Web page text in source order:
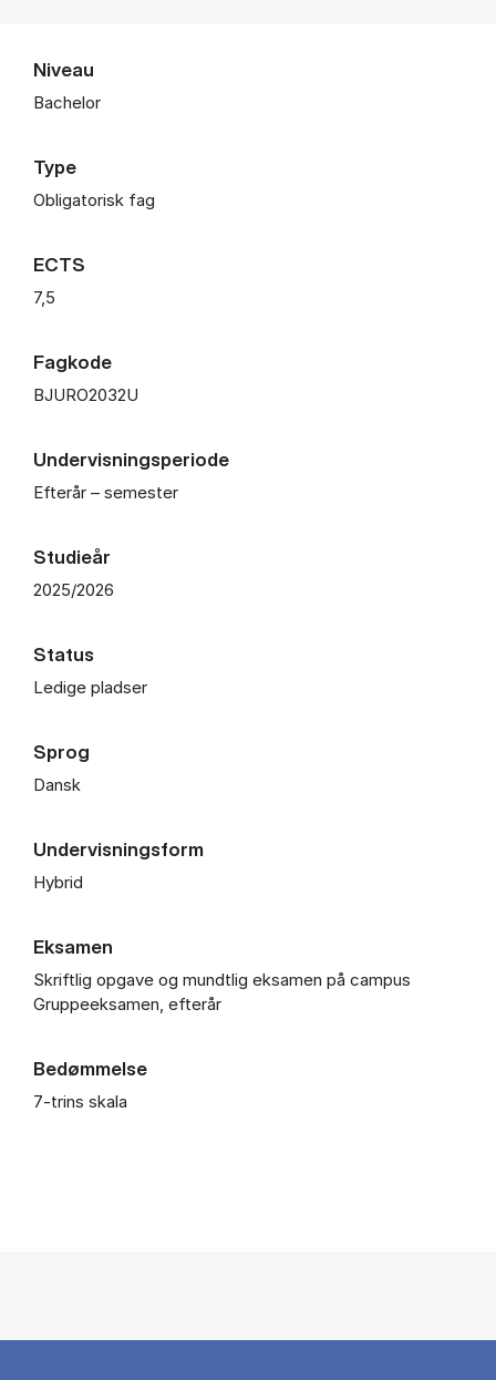
Niveau
Bachelor
Type
Obligatorisk fag
ECTS
7,5
Fagkode
BJURO2032U
Undervisningsperiode
Efterår – semester
Studieår
2025/2026
Status
Ledige pladser
Sprog
Dansk
Undervisningsform
Hybrid
Eksamen
Skriftlig opgave og mundtlig eksamen på campus
Gruppeeksamen, efterår
Bedømmelse
7-trins skala